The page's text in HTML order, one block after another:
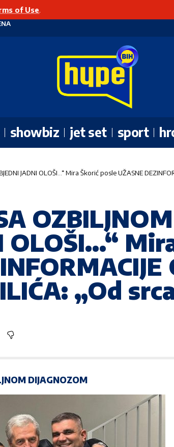
of Use.
showbiz jet set sport
JADNI OLOŠI…“ Mira Škorić posle UŽASNE
OLOŠI…“
„Od
DIJAGNOZOM